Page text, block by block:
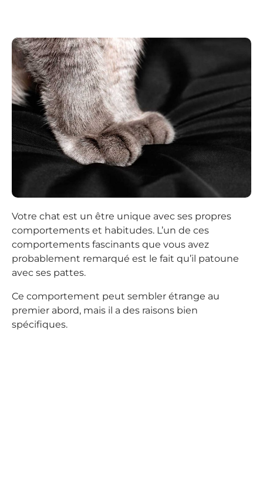
Votre chat est un être unique avec ses propres
comportements et habitudes. L’un de ces
comportements fascinants que vous avez
probablement remarqué est le fait qu’il patoune
avec ses pattes.
Ce comportement peut sembler étrange au
premier abord, mais il a des raisons bien
spécifiques.